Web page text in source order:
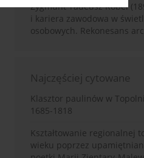
Zygmunt Tadeusz Robel
i kariera zawodowa w
osobowych. Rekonesans
Najczęściej cytowane
Klasztor paulinów w
1685-1818
Kształtowanie regionalnej
wieku poprzez